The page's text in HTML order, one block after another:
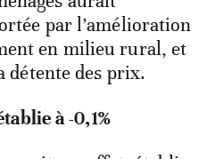
par l’amélioration
en milieu rural, et
détente des prix.
à -0,1%